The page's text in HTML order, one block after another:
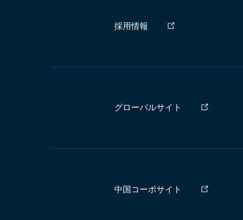
採用情報
グローバルサイト
中国コーポサイト